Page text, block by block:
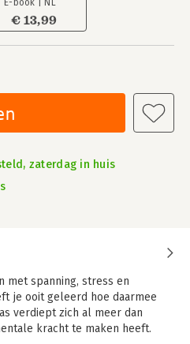
E-book | NL
€ 13,99
zaterdag in huis
met spanning, stress en
je ooit geleerd hoe daarmee
verdiept zich al meer dan
kracht te maken heeft.